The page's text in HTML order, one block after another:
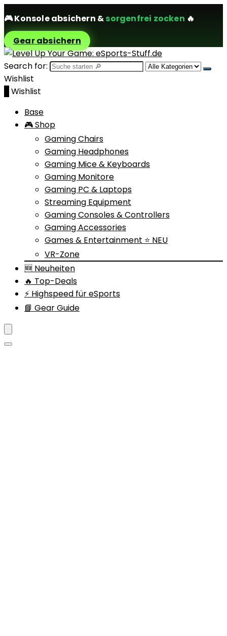
🎮Konsole absichern &sorgenfrei zocken 🔥
Gear absichern
Search for:
Wishlist
Wishlist
Base
🎮 Shop
Gaming Chairs
Gaming Headphones
Gaming Mice & Keyboards
Gaming Monitore
Gaming PC & Laptops
Streaming Equipment
Gaming Consoles & Controllers
Gaming Accessories
Games & Entertainment ⭐ NEU
VR-Zone
🆕 Neuheiten
🔥 Top-Deals
⚡ Highspeed für eSports
📘 Gear Guide